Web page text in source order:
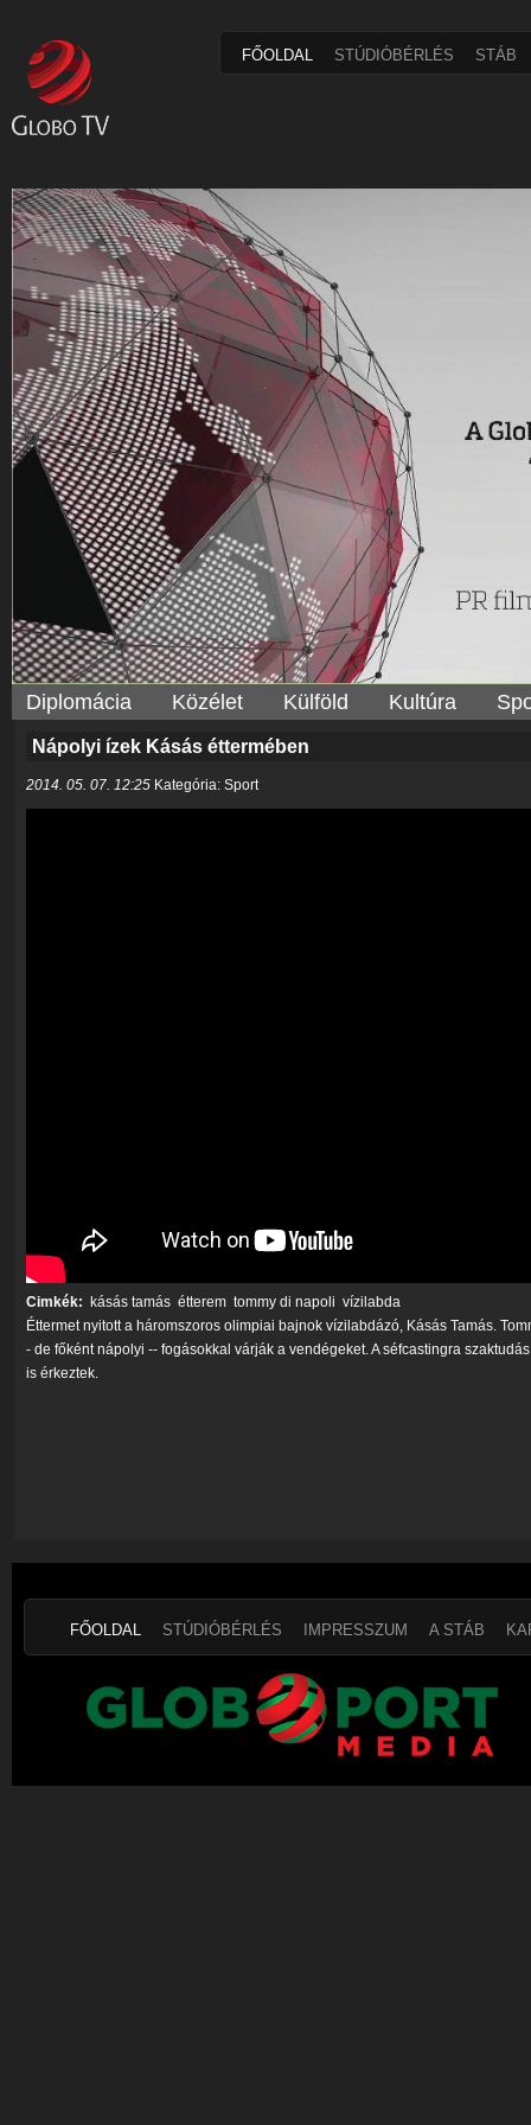
FŐOLDAL STÚDIÓBÉRLÉS STÁB
Diplomácia Közélet Külföld Kultúra
Nápolyi ízek Kásás éttermében
2014. 05. 07. 12:25 Kategória: Sport
Cimkék: kásás tamás étterem tommy di napoli vízilabda
Éttermet nyitott a háromszoros olimpiai bajnok vízilabdázó, Kásás Tamás.
- de főként nápolyi -- fogásokkal várják a vendégeket. A séfcastingra
is érkeztek.
FŐOLDAL STÚDIÓBÉRLÉS IMPRESSZUM A STÁB